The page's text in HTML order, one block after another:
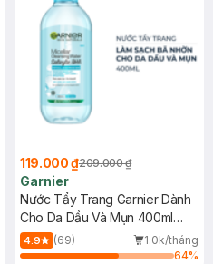
119.000 ₫209.000 ₫
Garnier
Nước Tẩy Trang Garnier Dành
Cho Da Dầu Và Mụn 400ml
(Mới)
4.9 (69)
1.0k/tháng
64%